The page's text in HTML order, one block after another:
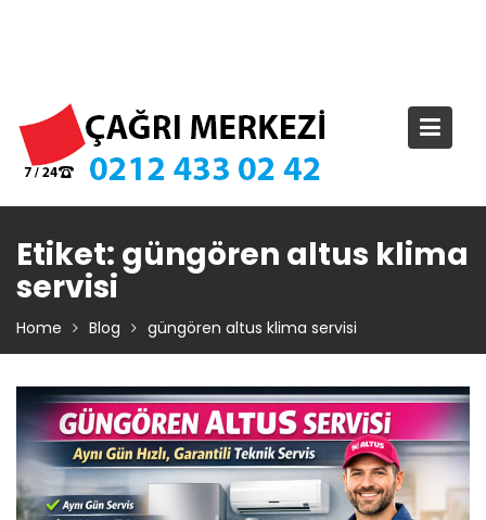
Etiket: güngören altus klima
servisi
Home Blog güngören altus klima servisi